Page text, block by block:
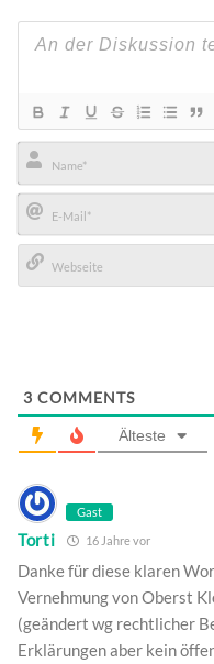
Name*
E-
Mail*
3 COMMENTS
Älteste
Gast
Torti 16 Jahre vor
Danke für diese klaren
Vernehmung von Oberst
(geändert wg rechtlicher
Erklärungen aber kein